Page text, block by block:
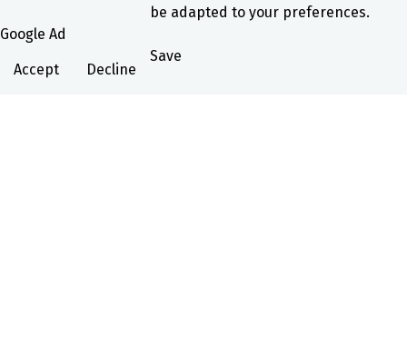
be adapted to your preferences.
Google Ad
Accept Decline
Save